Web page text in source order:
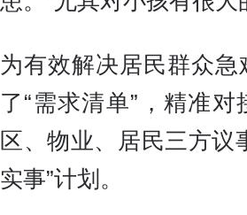
为有效解决居民群众
了“需求清单”，精准
区、物业、居民三方议
实事”计划。